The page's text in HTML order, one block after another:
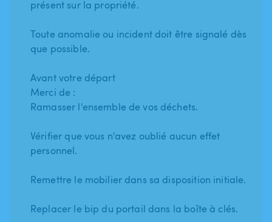
présent sur la propriété.
Toute anomalie ou incident doit être signalé dès
que possible.
Avant votre départ
Merci de :
Ramasser l'ensemble de vos déchets.
Vérifier que vous n'avez oublié aucun effet
personnel.
Remettre le mobilier dans sa disposition initiale.
Replacer le bip du portail dans la boîte à clés.